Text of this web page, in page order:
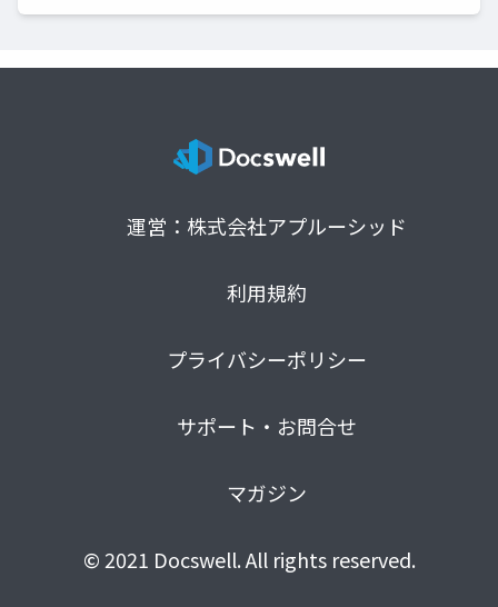
運営：株式会社アプルーシッド
利用規約
プライバシーポリシー
サポート・お問合せ
マガジン
© 2021 Docswell. All rights reserved.